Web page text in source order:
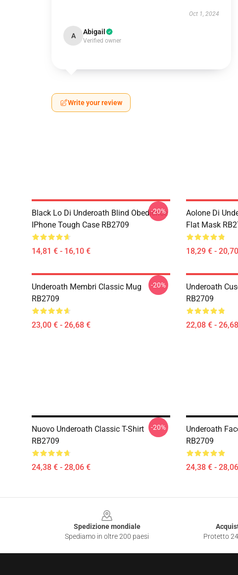
Oct 1, 2024
A Abigail
Verified owner
Write your review
Black Lo Di Underoath Blind Obedience
IPhone Tough Case RB2709
14,81 € - 16,10 €
-20%
Aolone Di
Flat Mask
18,29 € -
Underoath Membri Classic Mug
RB2709
23,00 € - 26,68 €
-20%
Underoath
RB2709
22,08 € -
Nuovo Underoath Classic T-Shirt
RB2709
24,38 € - 28,06 €
-20%
Underoath
RB2709
24,38 € -
Spedizione mondiale
Spediamo in oltre 200 paesi
Protetto